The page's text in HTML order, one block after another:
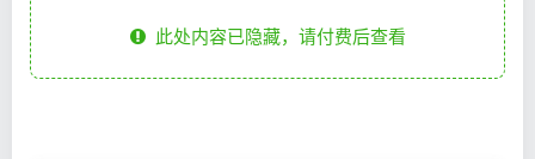
此处内容已隐藏，请付费后查看